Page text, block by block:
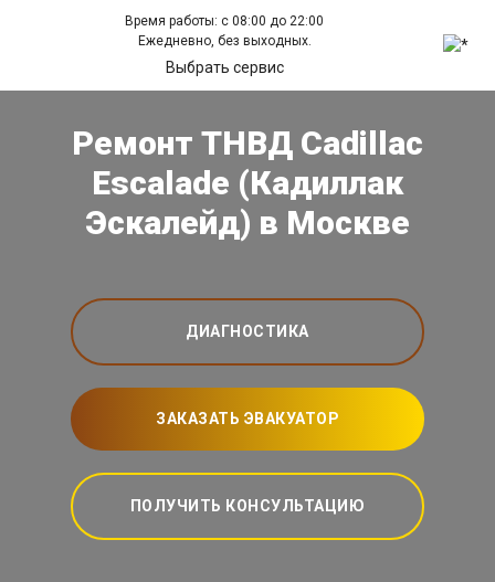
Время работы: с 08:00 до 22:00
Ежедневно, без выходных.
Выбрать сервис
Ремонт ТНВД Cadillac
Escalade (Кадиллак
Эскалейд) в Москве
ДИАГНОСТИКА
ЗАКАЗАТЬ ЭВАКУАТОР
ПОЛУЧИТЬ КОНСУЛЬТАЦИЮ